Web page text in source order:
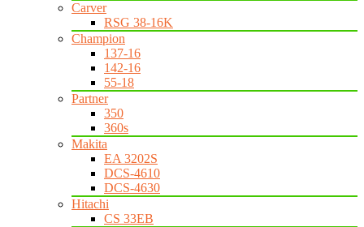
Carver
RSG 38-16K
Champion
137-16
142-16
55-18
Partner
350
360s
Makita
EA 3202S
DCS-4610
DCS-4630
Hitachi
CS 33EB